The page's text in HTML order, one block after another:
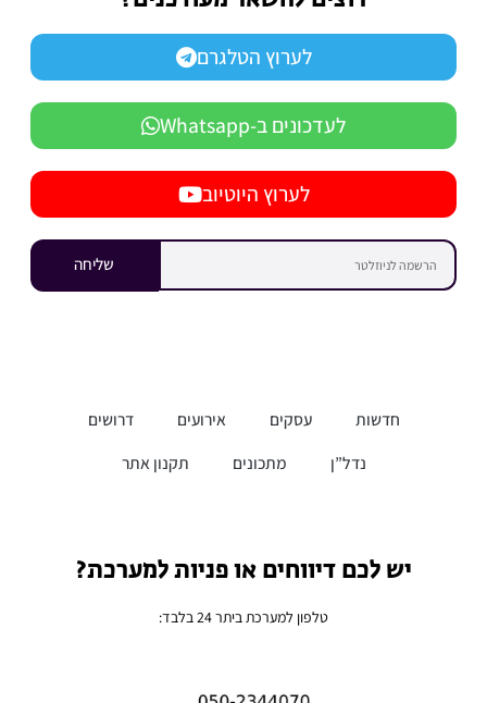
לערוץ הטלגרם
לעדכונים ב-Whatsapp
לערוץ היוטיוב
שליחה
חדשות עסקים אירועים
דרושים
נדל”ן
מתכונים תקנון אתר
יש לכם דיווחים או פניות למערכת?
טלפון למערכת ביתר 24 בלבד: